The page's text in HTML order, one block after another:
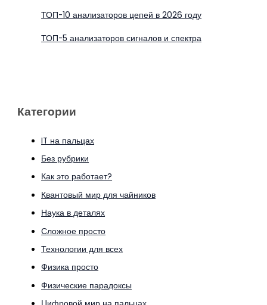
ТОП-10 анализаторов цепей в 2026 году
ТОП-5 анализаторов сигналов и спектра
Категории
IT на пальцах
Без рубрики
Как это работает?
Квантовый мир для чайников
Наука в деталях
Сложное просто
Технологии для всех
Физика просто
Физические парадоксы